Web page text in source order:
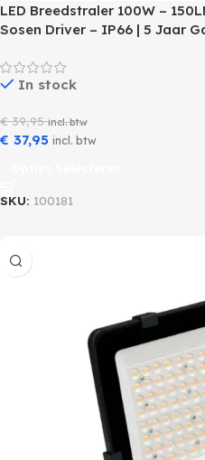
LED Breedstraler 100W –
Sosen Driver – IP66 | 5 Jaar
In stock
€39,95 incl. btw
€ 37,95 incl. btw
SKU: 100181